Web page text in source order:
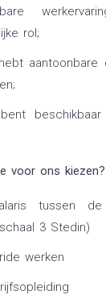
rol;
aantoonbare
voor ons kiezen?
tussen
3 Stedin)
werken